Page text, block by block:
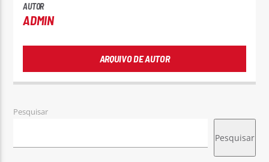
AUTOR
ADMIN
ARQUIVO DE AUTOR
Pesquisar
Pesquisar